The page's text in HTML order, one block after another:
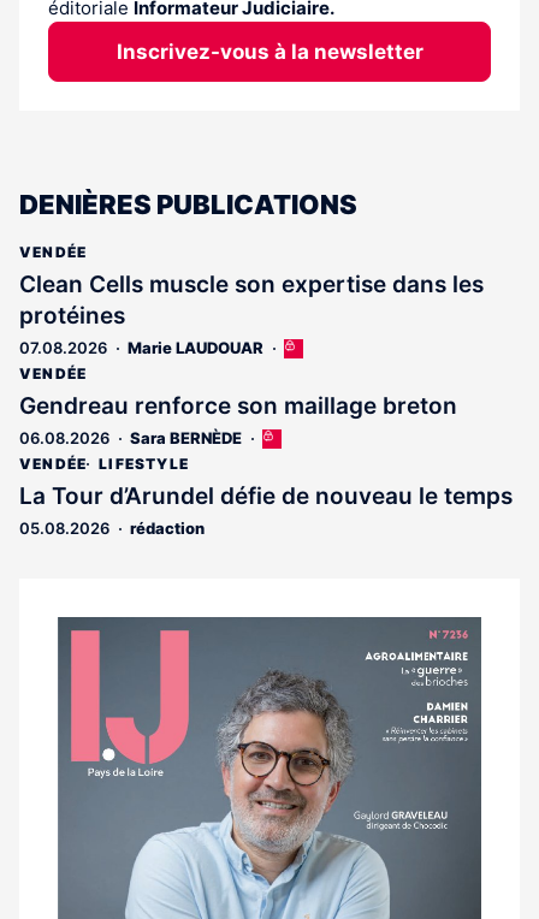
éditoriale Informateur Judiciaire.
Inscrivez-vous à la newsletter
DENIÈRES PUBLICATIONS
VENDÉE
Clean Cells muscle son expertise dans les
protéines
07.08.2026 Marie LAUDOUAR
Cet
réservé
VENDÉE
Gendreau renforce son maillage breton
06.08.2026 Sara BERNÈDE
Cet
réservé
VENDÉE LIFESTYLE
La Tour d’Arundel défie de nouveau le temps
05.08.2026 rédaction
Notre
magazine